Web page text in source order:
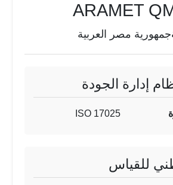
ARAMET
جمهورية مصر العربية
إدارة الجودة
ISO 17025
للقياس